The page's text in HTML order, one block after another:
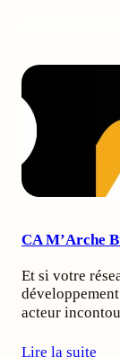
CA M’Arche
Et si votre
acteur
Lire la suite